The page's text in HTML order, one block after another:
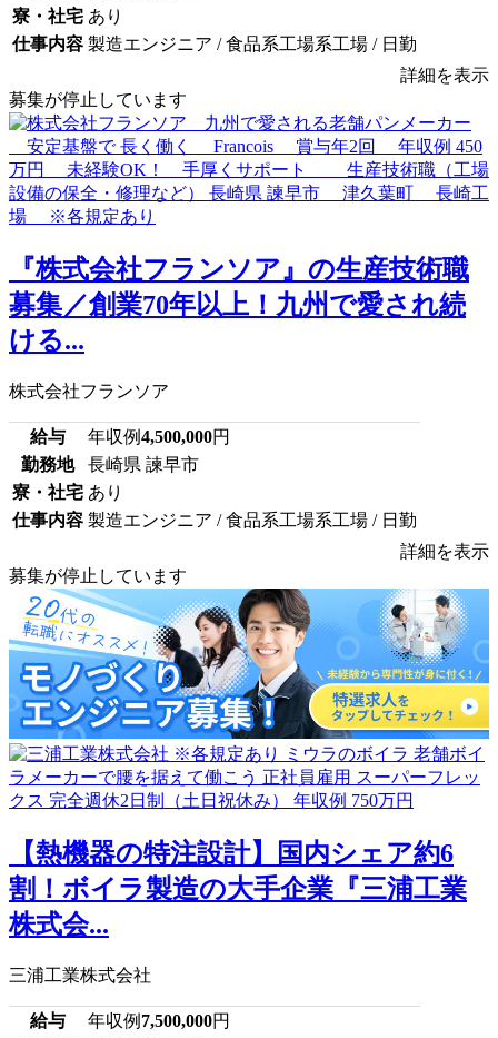
寮・社宅 あり
仕事内容 製造エンジニア / 食品系工場系工場 / 日勤
詳細を表示
募集が停止しています
『株式会社フランソア』の生産技術職
募集／創業70年以上！九州で愛され続
ける...
株式会社フランソア
給与 年収例4,500,000円
勤務地
長崎県 諫早市
寮・社宅 あり
仕事内容 製造エンジニア / 食品系工場系工場 / 日勤
詳細を表示
募集が停止しています
【熱機器の特注設計】国内シェア約6
割！ボイラ製造の大手企業『三浦工業
株式会...
三浦工業株式会社
給与 年収例 7,500,000円